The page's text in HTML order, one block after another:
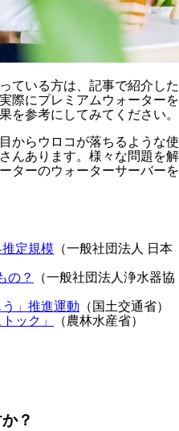
ている方は、記事で紹介した
際にプレミアムウォーターを
を参考にしてみてください。
からウロコが落ちるような使
んあります。様々な問題を解
ターのウォーターサーバーを
定規模 （一般社団法人 日本
の？
（一般社団法人浄水器協
う」推進運動 （国土交通省）
ック」 （農林水産省）
？